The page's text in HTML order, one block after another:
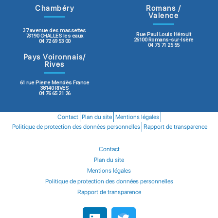
Chambéry
37 avenue des massettes
73190 CHALLES les eaux
04 72 69 53 00
Romans /
Valence
Rue Paul Louis Héroult
26100 Romans-sur-Isère
04 75 71 25 55
Pays Voironnais/
Rives
61 rue Pierre Mendès France
38140 RIVES
04 76 65 21 26
Contact Plan du site Mentions légales
Politique de protection des données personnelles Rapport de transparence
Contact
Plan du site
Mentions légales
Politique de protection des données personnelles
Rapport de transparence